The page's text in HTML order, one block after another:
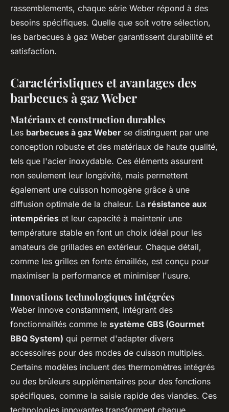
rassemblements, chaque série Weber répond à des
besoins spécifiques. Quelle que soit votre sélection,
les barbecues à gaz Weber garantissent durabilité et
satisfaction.
Caractéristiques et avantages des
barbecues à gaz Weber
Matériaux et construction durables
Les barbecues à gaz Weber se distinguent par une
conception robuste et des matériaux de haute qualité,
tels que l'acier inoxydable. Ces éléments assurent
non seulement leur longévité, mais permettent
également une cuisson homogène grâce à une
diffusion optimale de la chaleur. La résistance aux
intempéries et leur capacité à maintenir une
température stable en font un choix idéal pour les
amateurs de grillades en extérieur. Chaque détail,
comme les grilles en fonte émaillée, est conçu pour
maximiser la performance et minimiser l'usure.
Innovations technologiques intégrées
Weber innove constamment, intégrant des
fonctionnalités comme le système GBS (Gourmet
BBQ System) qui permet d'adapter divers
accessoires pour des modes de cuisson multiples.
Certains modèles incluent des thermomètres intégrés
ou des brûleurs supplémentaires pour des fonctions
spécifiques, comme la saisie rapide des viandes. Ces